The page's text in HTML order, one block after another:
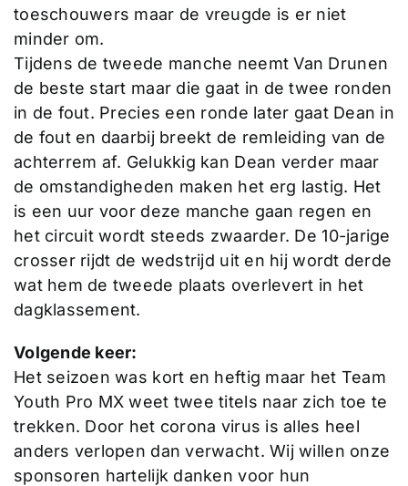
toeschouwers maar de vreugde is er niet
minder om.
Tijdens de tweede manche neemt Van Drunen
de beste start maar die gaat in de twee ronden
in de fout. Precies een ronde later gaat Dean in
de fout en daarbij breekt de remleiding van de
achterrem af. Gelukkig kan Dean verder maar
de omstandigheden maken het erg lastig. Het
is een uur voor deze manche gaan regen en
het circuit wordt steeds zwaarder. De 10-jarige
crosser rijdt de wedstrijd uit en hij wordt derde
wat hem de tweede plaats overlevert in het
dagklassement.
Volgende keer:
Het seizoen was kort en heftig maar het Team
Youth Pro MX weet twee titels naar zich toe te
trekken. Door het corona virus is alles heel
anders verlopen dan verwacht. Wij willen onze
sponsoren hartelijk danken voor hun